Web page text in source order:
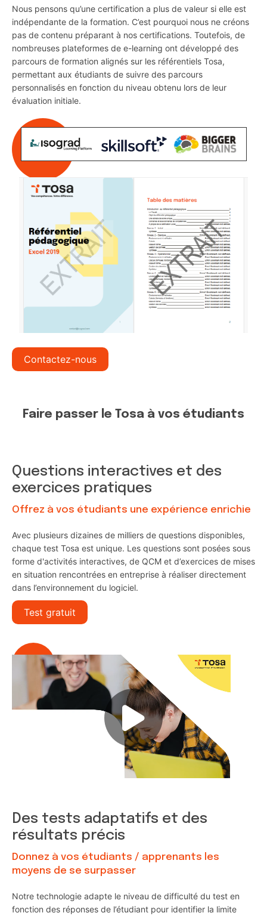
Nous pensons qu’une certification a plus de valeur si elle est
indépendante de la formation. C’est pourquoi nous ne créons
pas de contenu préparant à nos certifications. Toutefois, de
nombreuses plateformes de e-learning ont développé des
parcours de formation alignés sur les référentiels Tosa,
permettant aux étudiants de suivre des parcours
personnalisés en fonction du niveau obtenu lors de leur
évaluation initiale.
Contactez-nous
Faire passer le Tosa à vos étudiants
Questions interactives et des
exercices pratiques
Offrez à vos étudiants une expérience enrichie
Avec plusieurs dizaines de milliers de questions disponibles,
chaque test Tosa est unique. Les questions sont posées sous
forme d'activités interactives, de QCM et d’exercices de mises
en situation rencontrées en entreprise à réaliser directement
dans l’environnement du logiciel.
Test gratuit
Des tests adaptatifs et des
résultats précis
Donnez à vos étudiants / apprenants les
moyens de se surpasser
Notre technologie adapte le niveau de difficulté du test en
fonction des réponses de l’étudiant pour identifier la limite